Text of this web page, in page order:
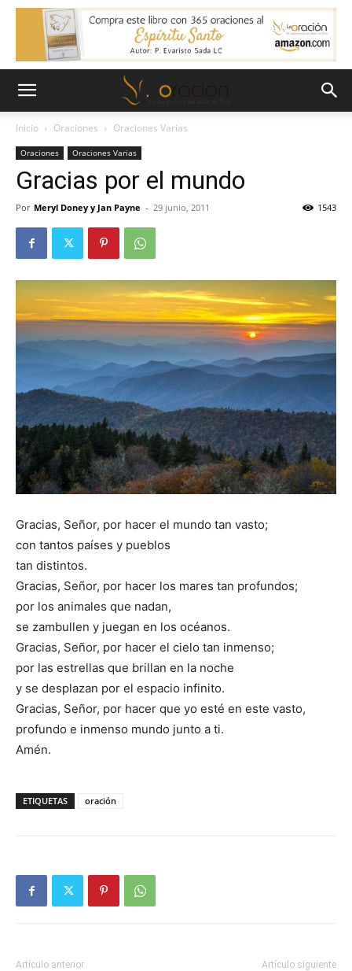
Inicio Oraciones Oraciones Varias
Oraciones Oraciones Varias
Gracias por el mundo
Por Meryl Doney y Jan Payne - 29 junio, 2011 1543
Gracias, Señor, por hacer el mundo tan vasto;
con tantos países y pueblos
tan distintos.
Gracias, Señor, por hacer los mares tan profundos;
por los animales que nadan,
se zambullen y juegan en los océanos.
Gracias, Señor, por hacer el cielo tan inmenso;
por las estrellas que brillan en la noche
y se desplazan por el espacio infinito.
Gracias, Señor, por hacer que yo esté en este vasto,
profundo e inmenso mundo junto a ti.
Amén.
ETIQUETAS oración
Artículo anterior Artículo siguiente